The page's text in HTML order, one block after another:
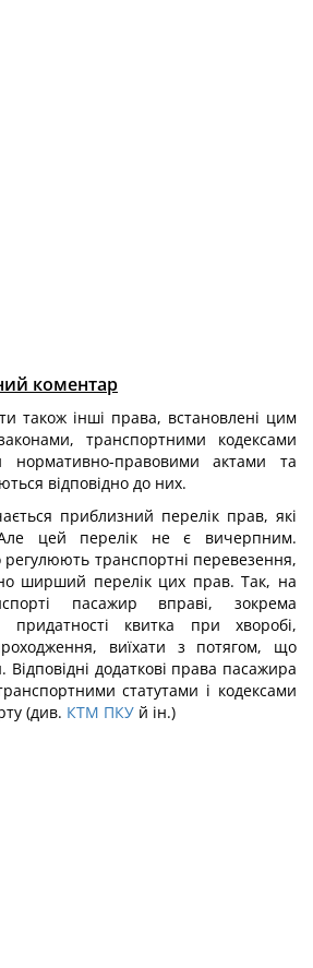
коментар
також інші права, встановлені цим
транспортними кодексами
нормативно-правовими актами та
відповідно до них.
приблизний перелік прав, які
цей перелік не є вичерпним.
транспортні перевезення,
ширший перелік цих прав. Так, на
пасажир вправі, зокрема
придатності квитка при хворобі,
виїхати з потягом, що
Відповідні додаткові права пасажира
статутами і кодексами
(див. КТМ ПКУ й ін.)